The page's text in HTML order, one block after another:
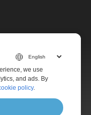
we use
and ads. By
policy.